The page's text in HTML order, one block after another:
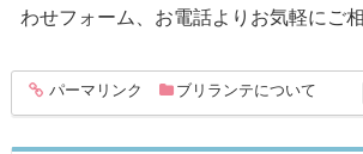
わせフォーム、お電話よりお気軽にご
entry315
パーマリンク ブリランテについて